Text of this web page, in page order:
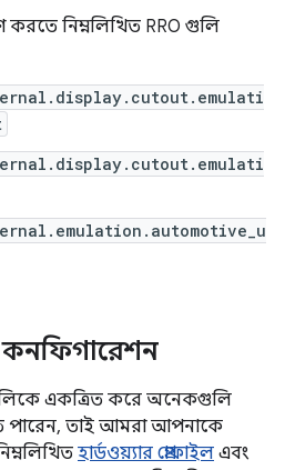
নিম্নলিখিত RRO গুলি
কনফিগারেশন
একত্রিত করে অনেকগুলি
পারেন, তাই আমরা আপনাকে
হার্ডওয়্যার প্রোফাইল এবং